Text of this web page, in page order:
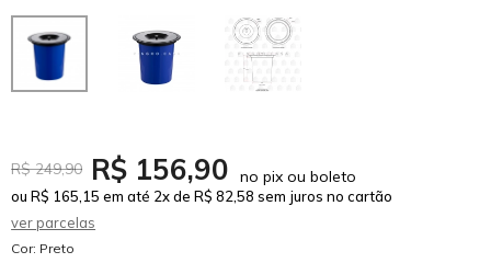
R$ 249,90 R$ 156,90 no pix ou boleto
ou R$ 165,15 em até 2x de R$ 82,58 sem juros no cartão
ver parcelas
Cor: Preto